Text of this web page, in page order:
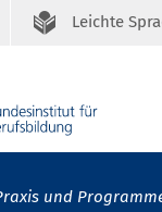
Leichte
und